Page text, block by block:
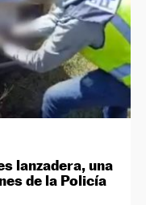
lanzadera, una
de la Policía